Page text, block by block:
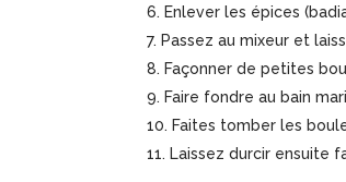
Enlever les épices
Passez au mixeur et
Façonner de petites
Faire fondre au bain
Faites tomber les
Laissez durcir ensuite